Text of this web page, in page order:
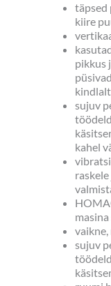
täpsed
kiire
pikkus
sujuv
kahel
sujuv